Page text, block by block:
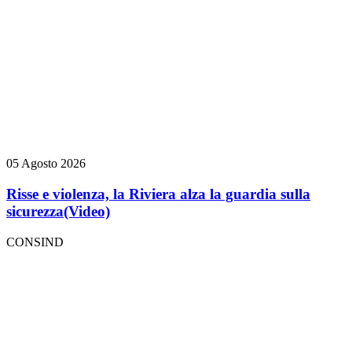
05 Agosto 2026
Risse e violenza, la Riviera alza la guardia sulla
sicurezza(Video)
CONSIND